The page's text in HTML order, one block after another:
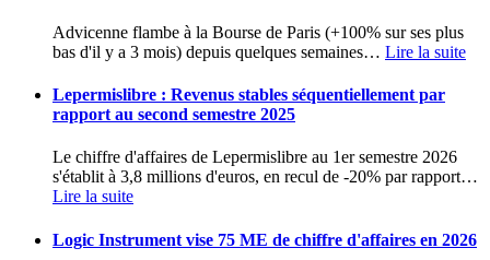
Advicenne flambe à la Bourse de Paris (+100% sur ses plus
bas d'il y a 3 mois) depuis quelques semaines… Lire la suite
Lepermislibre : Revenus stables séquentiellement par
rapport au second semestre 2025
Le chiffre d'affaires de Lepermislibre au 1er semestre 2026
s'établit à 3,8 millions d'euros, en recul de -20% par rapport…
Lire la suite
Logic Instrument vise 75 ME de chiffre d'affaires en 2026